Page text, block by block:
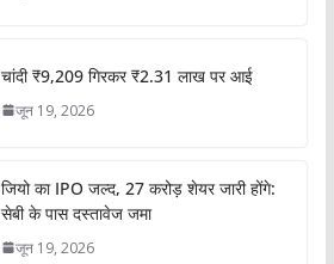
चांदी ₹9,209 गिरकर ₹2.31 लाख पर आई
जून 19, 2026
जियो का IPO जल्द, 27 करोड़ शेयर जारी होंगे:
सेबी के पास दस्तावेज जमा
जून 19, 2026